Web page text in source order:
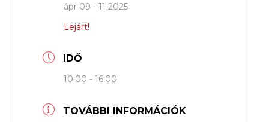
ápr 09 - 11 2025
Lejárt!
IDŐ
10:00 - 16:00
TOVÁBBI INFORMÁCIÓK